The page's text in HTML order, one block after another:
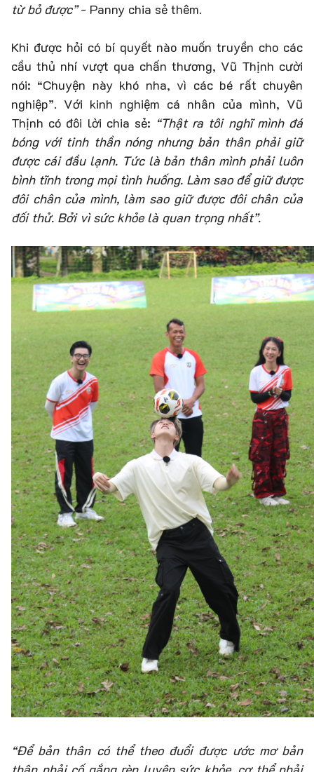
từ bỏ được”- Panny chia sẻ thêm.
Khi được hỏi có bí quyết nào muốn truyền cho các
cầu thủ nhí vượt qua chấn thương, Vũ Thịnh cười
nói: “Chuyện này khó nha, vì các bé rất chuyên
nghiệp”. Với kinh nghiệm cá nhân của mình, Vũ
Thịnh có đôi lời chia sẻ: “Thật ra tôi nghĩ mình đá
bóng với tinh thần nóng nhưng bản thân phải giữ
được cái đầu lạnh. Tức là bản thân mình phải luôn
bình tĩnh trong mọi tình huống. Làm sao để giữ được
đôi chân của mình, làm sao giữ được đôi chân của
đối thử. Bởi vì sức khỏe là quan trọng nhất”.
“Để bản thân có thể theo đuổi được ước mơ bản